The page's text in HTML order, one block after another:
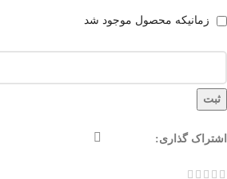
زمانیکه محصول موجود شد
ثبت
اشتراک گذاری: